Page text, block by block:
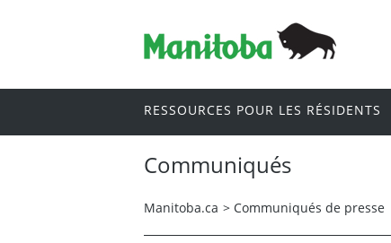
RESSOURCES POUR LES RÉSIDENTS
Communiqués
Manitoba.ca > Communiqués de presse